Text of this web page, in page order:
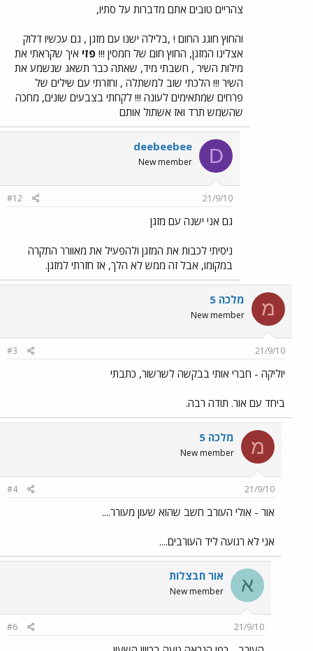
צהריים טובים אתם מדברות על סתיו,
והחוץ חוגג החום ! ,בלילה ישנו עם מזגן , גם עכשיו דלוק
אצלינו המזגן, החוץ חום של חמסין !!! פזי איך שקראתי את
מילות השיר , חשבתי מיד, שאתה כבר תשאג שנשמע את
השיר !!! הלכתי שוב למשתלה , וחזרתי עם שילים של
פרחים שמתאימים לעונה !!! לקחתי בצבעים שונים, מחכה
שהשמש תרד ואז אשתול אותם
D
deebeebee
New member
21/9/10
#12
גם אני ישנה עם מזגן
ניסיתי לכבות את המזגן ולהפעיל את מאוורר התקרה
במקומו, אבל זה ממש לא הלך, אז חזרתי למזגן.
מ מלכה 5
New member
21/9/10
#3
יוליקה - חברי אותי בבקשה לשרשור, כתבתי
ביחד עם אור. תודה רבה.
מ מלכה 5
New member
21/9/10
#4
אור - אולי העורב חשב שהוא שעון מעורר....
אני לא רגועה ליד העורבים....
א אור חבצלות
New member
21/9/10
#6